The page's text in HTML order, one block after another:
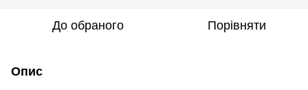
До обраного Порівняти
Опис